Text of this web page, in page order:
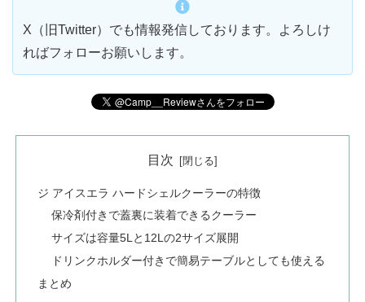
X（旧Twitter）でも情報発信しております。よろしけ
ればフォローお願いします。
目次
ジ アイスエラ ハードシェルクーラーの特徴
保冷剤付きで蓋裏に装着できるクーラー
サイズは容量5Lと12Lの2サイズ展開
ドリンクホルダー付きで簡易テーブルとしても使える
まとめ